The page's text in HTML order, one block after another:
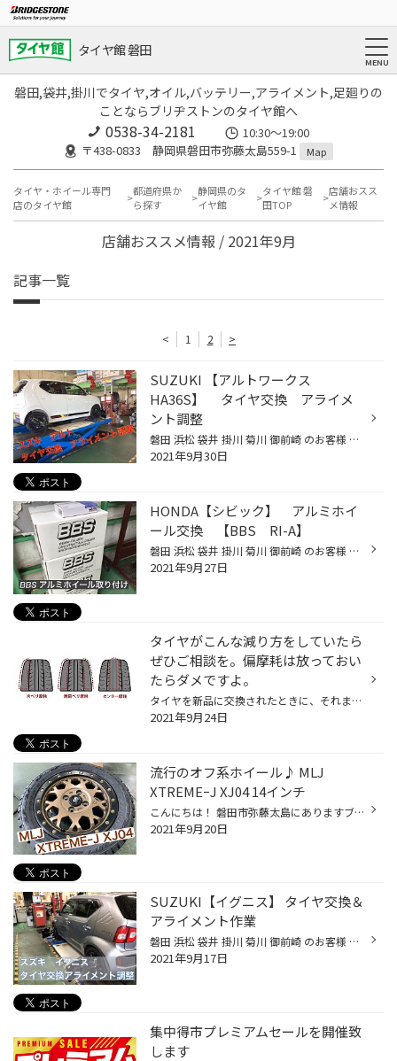
タイヤ館 磐田
磐田,袋井,掛川でタイヤ,オイル,バッテリー,アライメント,足廻りの
ことならブリヂストンのタイヤ館へ
0538-34-2181
10:30～19:00
〒438-0833 静岡県磐田市弥藤太島559-1
Map
タイヤ・ホイール専門
店のタイヤ館
都道府県か
ら探す
静岡県のタ
イヤ館
タイヤ館 磐
田TOP
店舗おスス
メ情報
店舗おススメ情報 / 2021年9月
記事一覧
< 1 2 >
SUZUKI 【アルトワークス
HA36S】 タイヤ交換 アライメ
ント調整
磐田 浜松 袋井 掛川 菊川 御前崎 のお客様 いつもご来店ありがとうございます。 磐田市弥藤太島にあります ブリヂストンタイヤの専門店 「タイヤ館 磐田」です。 今回は【スズキ アルト】のタイヤ交換作業をさせていただきました！ タイヤ交換の後はアライメント調整作業をさせていただきました。 ...
2021年9月30日
HONDA【シビック】 アルミホイ
ール交換 【BBS RI-A】
磐田 浜松 袋井 掛川 菊川 御前崎 のお客様 いつもご来店ありがとうございます。 磐田市弥藤太島にあります ブリヂストンタイヤの専門店 「タイヤ館 磐田」です。 今回は【ホンダシビック】のアルミホイール交換作業です！ 今回取り付けさせていただく商品は BBS「RI-A032」 開封に緊張したのか！？...
2021年9月27日
タイヤがこんな減り方をしていたら
ぜひご相談を。偏摩耗は放っておい
たらダメですよ。
タイヤを新品に交換されたときに、それまで履いていたタイヤが「偏摩耗」しているとご指摘を受けたことはありませんか？ タイヤのもったいない減り方、つまり「偏摩耗」という言葉は聞いたことがあるけれど、どんなふうに減るの？という方もいらっしゃると思います。 「偏摩耗」とは、タイヤのトレ...
2021年9月24日
流行のオフ系ホイール♪ MLJ
XTREMEｰJ XJ04 14インチ
こんにちは！ 磐田市弥藤太島にありますブリヂストンタイヤの専門店「タイヤ館 磐田」です。 今回は MLJ XTREMEｰJ XJ04 14インチのご紹介です♪ 軽自動車にピッタリ！の14インチのXJ04、 マットブロンズのディスクにブラックリムの組み合わせがかっこいいですね。 これにハードなタイヤを装着すれば ...
2021年9月20日
SUZUKI【イグニス】 タイヤ交換＆
アライメント作業
磐田 浜松 袋井 掛川 菊川 御前崎 のお客様 いつもご来店ありがとうございます。 磐田市弥藤太島にあります ブリヂストンタイヤの専門店 「タイヤ館 磐田」です。 今回ご紹介するのは【スズキ イグニス】のタイヤ交換アライメント作業となります！ タイヤのひび割れが気になっていたので、 ご来店頂...
2021年9月17日
集中得市プレミアムセールを開催致
します